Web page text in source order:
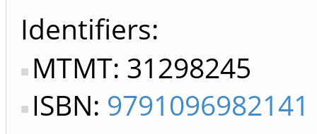
Identifiers
MTMT: 31298245
ISBN: 9791096982141